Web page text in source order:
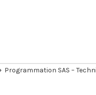
Programmation SAS –